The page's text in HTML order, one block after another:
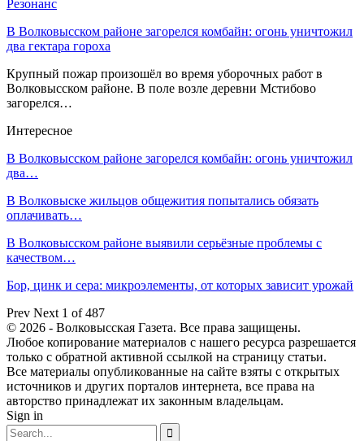
Резонанс
В Волковысском районе загорелся комбайн: огонь уничтожил
два гектара гороха
Крупный пожар произошёл во время уборочных работ в
Волковысском районе. В поле возле деревни Мстибово
загорелся…
Интересное
В Волковысском районе загорелся комбайн: огонь уничтожил
два…
В Волковыске жильцов общежития попытались обязать
оплачивать…
В Волковысском районе выявили серьёзные проблемы с
качеством…
Бор, цинк и сера: микроэлементы, от которых зависит урожай
Prev Next 1 of 487
© 2026 - Волковысская Газета. Все права защищены.
Любое копирование материалов с нашего ресурса разрешается
только с обратной активной ссылкой на страницу статьи.
Все материалы опубликованные на сайте взяты с открытых
источников и других порталов интернета, все права на
авторство принадлежат их законным владельцам.
Sign in